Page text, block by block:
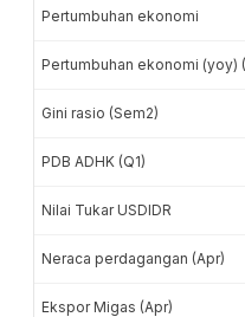
Pertumbuhan ekonomi
Pertumbuhan ekonomi (yoy)
Gini rasio (Sem2)
PDB ADHK (Q1)
Nilai Tukar USDIDR
Neraca perdagangan (Apr)
Ekspor Migas (Apr)